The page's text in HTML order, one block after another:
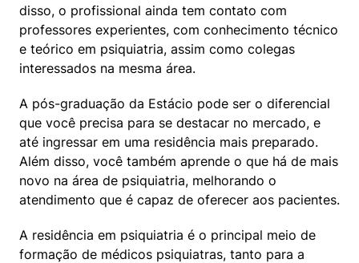
disso, o profissional ainda tem contato com
professores experientes, com conhecimento técnico
e teórico em psiquiatria, assim como colegas
interessados na mesma área.
A pós-graduação da Estácio pode ser o diferencial
que você precisa para se destacar no mercado, e
até ingressar em uma residência mais preparado.
Além disso, você também aprende o que há de mais
novo na área de psiquiatria, melhorando o
atendimento que é capaz de oferecer aos pacientes.
A residência em psiquiatria é o principal meio de
formação de médicos psiquiatras, tanto para a